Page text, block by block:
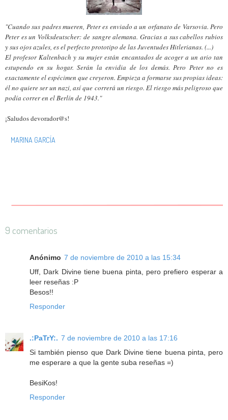
"Cuando sus padres mueren, Peter es enviado a un orfanato de Varsovia. Pero
Peter es un Volksdeutscher: de sangre alemana. Gracias a sus cabellos rubios
y sus ojos azules, es el perfecto prototipo de las Juventudes Hitlerianas. (...)
El profesor Kaltenbach y su mujer están encantados de acoger a un ario tan
estupendo en su hogar. Serán la envidia de los demás. Pero Peter no es
exactamente el espécimen que creyeron. Empieza a formarse sus propias ideas:
él no quiere ser un nazi, así que correrá un riesgo. El riesgo más peligroso que
podía correr en el Berlín de 1943."
¡Saludos devorador@s!
MARINA GARCÍA
9 comentarios
Anónimo 7 de noviembre de 2010 a las 15:34
Uff, Dark Divine tiene buena pinta, pero prefiero esperar a
leer reseñas :P
Besos!!
Responder
.:PaTrY:. 7 de noviembre de 2010 a las 17:16
Si también pienso que Dark Divine tiene buena pinta, pero
me esperare a que la gente suba reseñas =)
BesiKos!
Responder